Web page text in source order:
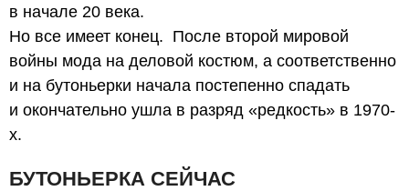
в начале 20 века.
Но все имеет конец. После второй мировой
войны мода на деловой костюм, а соответственно
и на бутоньерки начала постепенно спадать
и окончательно ушла в разряд «редкость» в 1970-
х.
БУТОНЬЕРКА СЕЙЧАС